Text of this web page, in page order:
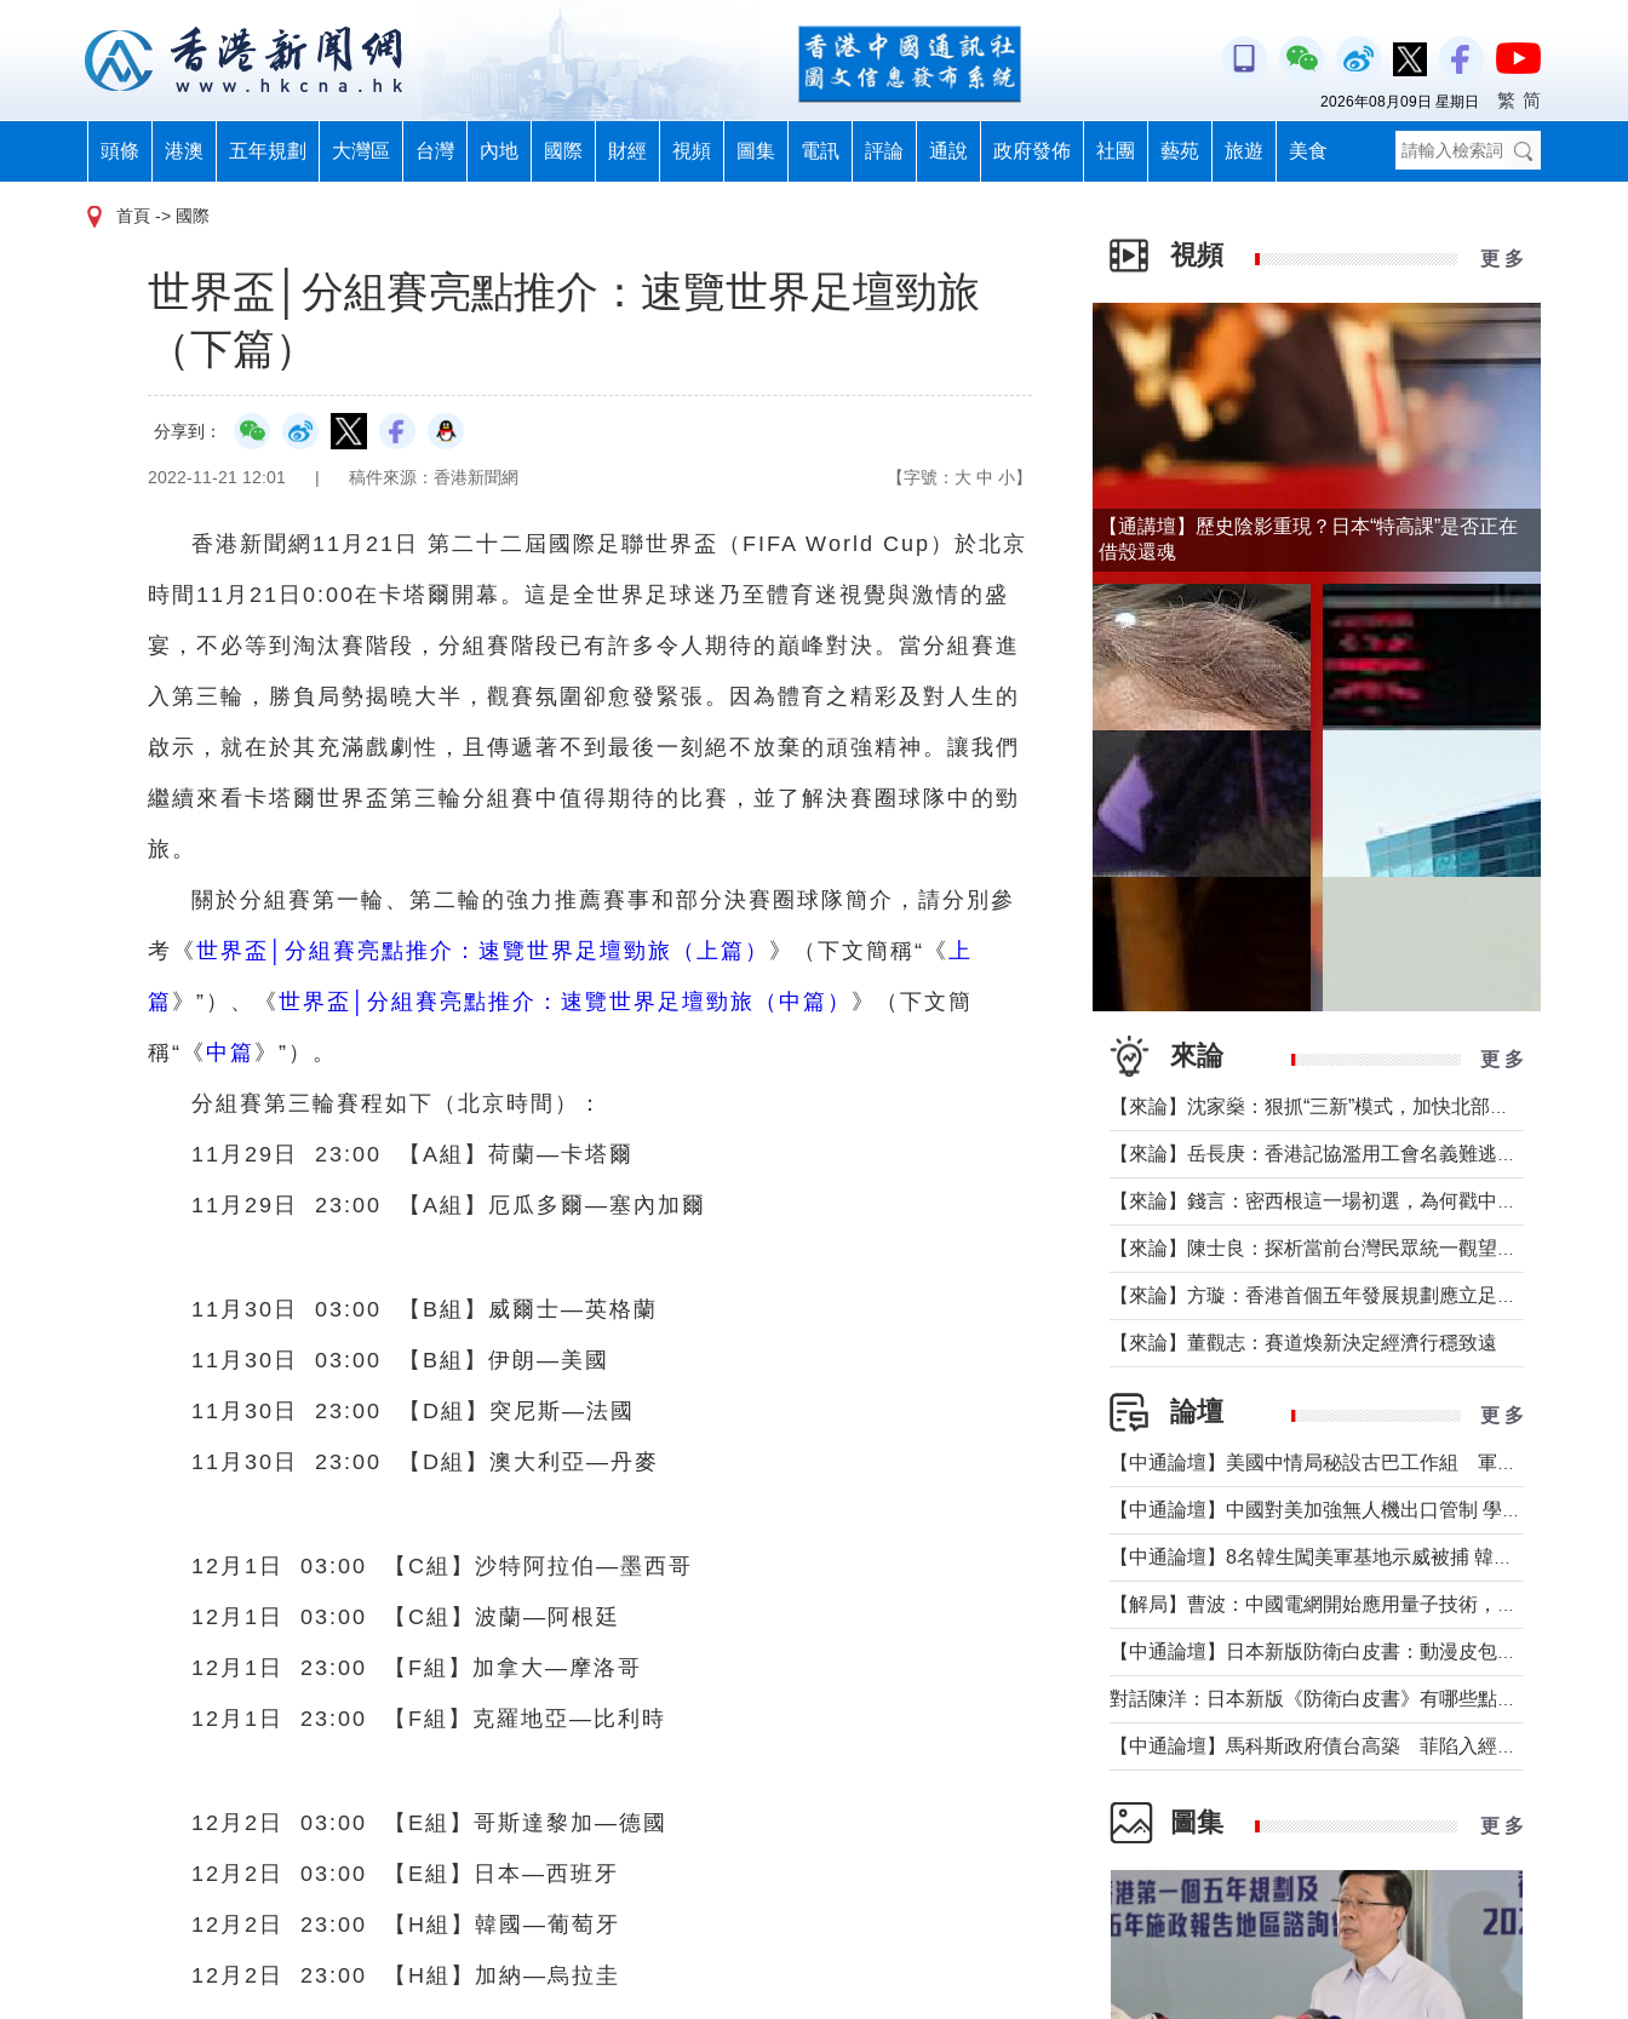
頭條 港澳 五年規劃 大灣區 台灣 內地 國際 財經 視頻 圖集 電訊 評論 通說 政府發佈 社團 藝苑 旅遊 美食
2026年08月09日 星期日 繁 简
首頁 -> 國際
世界盃│分組賽亮點推介：速覽世界足壇勁旅
（下篇）
分享到：
2022-11-21 12:01 | 稿件來源：香港新聞網 【字號： 大 中 小】
香港新聞網11月21日 第二十二屆國際足聯世界盃（FIFA World Cup）於北京
時間11月21日0:00在卡塔爾開幕。這是全世界足球迷乃至體育迷視覺與激情的盛
宴，不必等到淘汰賽階段，分組賽階段已有許多令人期待的巔峰對決。當分組賽進
入第三輪，勝負局勢揭曉大半，觀賽氛圍卻愈發緊張。因為體育之精彩及對人生的
啟示，就在於其充滿戲劇性，且傳遞著不到最後一刻絕不放棄的頑強精神。讓我們
繼續來看卡塔爾世界盃第三輪分組賽中值得期待的比賽，並了解決賽圈球隊中的勁
旅。
關於分組賽第一輪、第二輪的強力推薦賽事和部分決賽圈球隊簡介，請分別參
考《世界盃│分組賽亮點推介：速覽世界足壇勁旅（上篇） 》（下文簡稱“《上
篇 》”）、《世界盃│分組賽亮點推介：速覽世界足壇勁旅（中篇） 》（下文簡
稱“《 中篇 》”）。
分組賽第三輪賽程如下（北京時間）：
11月29日 23:00 【A組】荷蘭—卡塔爾
11月29日 23:00 【A組】厄瓜多爾—塞內加爾
11月30日 03:00 【B組】威爾士—英格蘭
11月30日 03:00 【B組】伊朗—美國
11月30日 23:00 【D組】突尼斯—法國
11月30日 23:00 【D組】澳大利亞—丹麥
12月1日 03:00 【C組】沙特阿拉伯—墨西哥
12月1日 03:00 【C組】波蘭—阿根廷
12月1日 23:00 【F組】加拿大—摩洛哥
12月1日 23:00 【F組】克羅地亞—比利時
12月2日 03:00 【E組】哥斯達黎加—德國
12月2日 03:00 【E組】日本—西班牙
12月2日 23:00 【H組】韓國—葡萄牙
12月2日 23:00 【H組】加納—烏拉圭
視頻 更 多
【通講壇】歷史陰影重現？日本“特高課”是否正在
借殼還魂
來論 更 多
【來論】董觀志：賽道煥新決定經濟行穩致遠
論壇 更 多
圖集 更 多